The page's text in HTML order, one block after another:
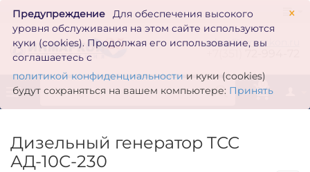
×
Предупреждение
Для обеспечения высокого
уровня обслуживания на этом сайте используются
куки (cookies). Продолжая его использование, вы
соглашаетесь с
политикой конфиденциальности и куки (cookies)
будут сохраняться на вашем компьютере: Принять
zakaz@inmarkon.ru
0
Дизельный генератор ТСС
АД-10С-230